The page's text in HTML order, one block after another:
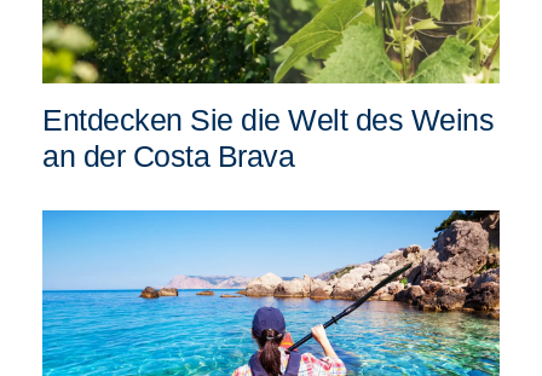
Entdecken Sie die Welt des Weins
an der Costa Brava